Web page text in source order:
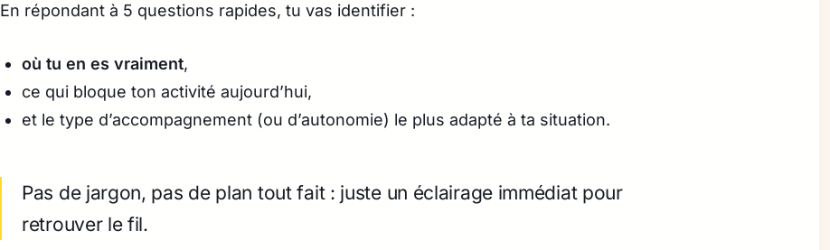
En répondant à 5 questions rapides, tu vas identifier :
où tu en es vraiment,
ce qui bloque ton activité aujourd’hui,
et le type d’accompagnement (ou d’autonomie) le plus adapté à ta situation.
Pas de jargon, pas de plan tout fait : juste un éclairage immédiat pour
retrouver le fil.